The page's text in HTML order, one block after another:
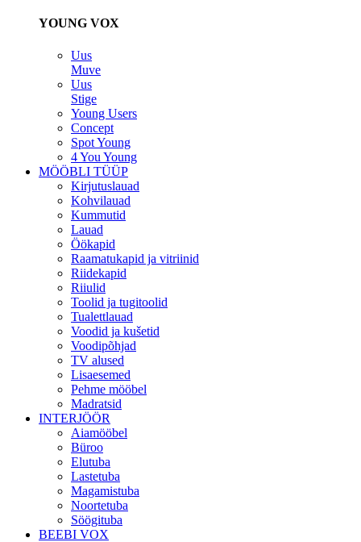
YOUNG VOX
Uus
Muve
Uus
Stige
Young Users
Concept
Spot Young
4 You Young
MÖÖBLI TÜÜP
Kirjutuslauad
Kohvilauad
Kummutid
Lauad
Öökapid
Raamatukapid ja vitriinid
Riidekapid
Riiulid
Toolid ja tugitoolid
Tualettlauad
Voodid ja kušetid
Voodipõhjad
TV alused
Lisaesemed
Pehme mööbel
Madratsid
INTERJÖÖR
Aiamööbel
Büroo
Elutuba
Lastetuba
Magamistuba
Noortetuba
Söögituba
BEEBI VOX